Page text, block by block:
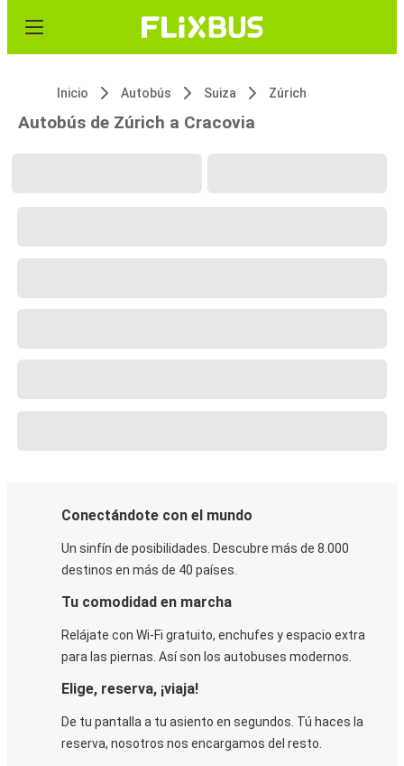
Inicio Autobús Suiza Zúrich
Autobús de Zúrich a Cracovia
Conectándote con el mundo
Un sinfín de posibilidades. Descubre más de 8.000
destinos en más de 40 países.
Tu comodidad en marcha
Relájate con Wi-Fi gratuito, enchufes y espacio extra
para las piernas. Así son los autobuses modernos.
Elige, reserva, ¡viaja!
De tu pantalla a tu asiento en segundos. Tú haces la
reserva, nosotros nos encargamos del resto.